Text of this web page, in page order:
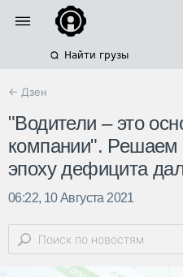
Найти грузы
← Дзен
"Водители – это
компании". Решаем
эпоху дефицита
06:22, 10 Августа 2021